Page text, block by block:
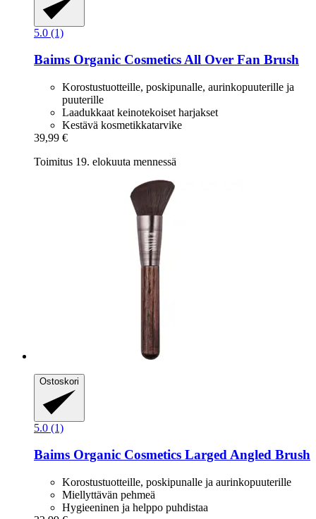
5.0 (1)
Baims Organic CosmeticsAll Over Fan Brush
Korostustuotteille, poskipunalle, aurinkopuuterille ja
puuterille
Laadukkaat keinotekoiset harjakset
Kestävä kosmetikkatarvike
39,99 €
Toimitus 19. elokuuta mennessä
Ostoskori
5.0 (1)
Baims Organic Cosmetics Larged Angled Brush
Korostustuotteille, poskipunalle ja aurinkopuuterille
Miellyttävän pehmeä
Hygieeninen ja helppo puhdistaa